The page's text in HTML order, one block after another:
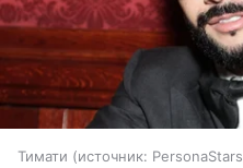
Тимати источник: PersonaStars